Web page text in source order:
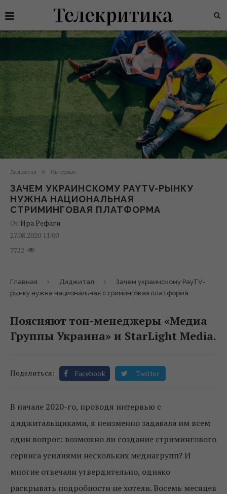
Диджитал Интервью
ЗАЧЕМ УКРАИНСКОМУ PAYTV-РЫНКУ
НУЖНА НАЦИОНАЛЬНАЯ
СТРИМИНГОВАЯ ПЛАТФОРМА
От Ира Рефаги
27.08.2020 11:00
7722
Главная Диджитал
Зачем украинскому PayTV-
рынку нужна национальная стриминговая платформа
Поясняют топ-менеджеры «Медиа
Группы Украина» и StarLight Media.
Поделиться: Facebook Twitter
В начале 2020-го, проводя интервью с
диджитальщиками, я неизменно задавала им всем
один вопрос: возможно ли создание стримингового
сервиса усилиями нескольких медиагрупп? И
многие отвечали утвердительно, однако
раскрывать подробности не хотели. Восемь месяцев